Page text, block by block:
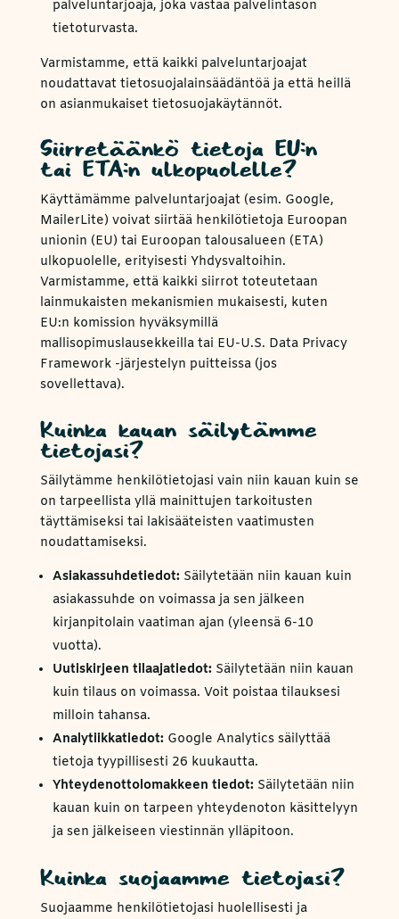
palveluntarjoaja, joka vastaa palvelintason
tietoturvasta.
Varmistamme, että kaikki palveluntarjoajat
noudattavat tietosuojalainsäädäntöä ja että heillä
on asianmukaiset tietosuojakäytännöt.
Siirretäänkö tietoja EU:n
tai ETA:n ulkopuolelle?
Käyttämämme palveluntarjoajat (esim. Google,
MailerLite) voivat siirtää henkilötietoja Euroopan
unionin (EU) tai Euroopan talousalueen (ETA)
ulkopuolelle, erityisesti Yhdysvaltoihin.
Varmistamme, että kaikki siirrot toteutetaan
lainmukaisten mekanismien mukaisesti, kuten
EU:n komission hyväksymillä
mallisopimuslausekkeilla tai EU-U.S. Data Privacy
Framework -järjestelyn puitteissa (jos
sovellettava).
Kuinka kauan säilytämme
tietojasi?
Säilytämme henkilötietojasi vain niin kauan kuin se
on tarpeellista yllä mainittujen tarkoitusten
täyttämiseksi tai lakisääteisten vaatimusten
noudattamiseksi.
Asiakassuhdetiedot: Säilytetään niin kauan kuin
asiakassuhde on voimassa ja sen jälkeen
kirjanpitolain vaatiman ajan (yleensä 6-10
vuotta).
Uutiskirjeen tilaajatiedot: Säilytetään niin kauan
kuin tilaus on voimassa. Voit poistaa tilauksesi
milloin tahansa.
Analytiikkatiedot: Google Analytics säilyttää
tietoja tyypillisesti 26 kuukautta.
Yhteydenottolomakkeen tiedot: Säilytetään niin
kauan kuin on tarpeen yhteydenoton käsittelyyn
ja sen jälkeiseen viestinnän ylläpitoon.
Kuinka suojaamme tietojasi?
Suojaamme henkilötietojasi huolellisesti ja